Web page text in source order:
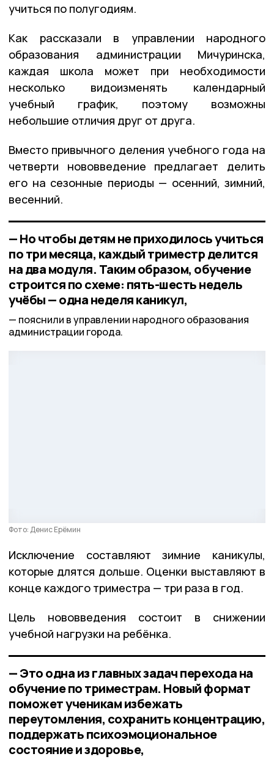
учиться по полугодиям.
Как рассказали в управлении народного
образования администрации Мичуринска,
каждая школа может при необходимости
несколько видоизменять календарный
учебный график, поэтому возможны
небольшие отличия друг от друга.
Вместо привычного деления учебного года на
четверти нововведение предлагает делить
его на сезонные периоды — осенний, зимний,
весенний.
— Но чтобы детям не приходилось учиться
по три месяца, каждый триместр делится
на два модуля. Таким образом, обучение
строится по схеме: пять-шесть недель
учёбы — одна неделя каникул,
пояснили в управлении народного образования
администрации города.
Фото: Денис Ерёмин
Исключение составляют зимние каникулы,
которые длятся дольше. Оценки выставляют в
конце каждого триместра — три раза в год.
Цель нововведения состоит в снижении
учебной нагрузки на ребёнка.
— Это одна из главных задач перехода на
обучение по триместрам. Новый формат
поможет ученикам избежать
переутомления, сохранить концентрацию,
поддержать психоэмоциональное
состояние и здоровье,